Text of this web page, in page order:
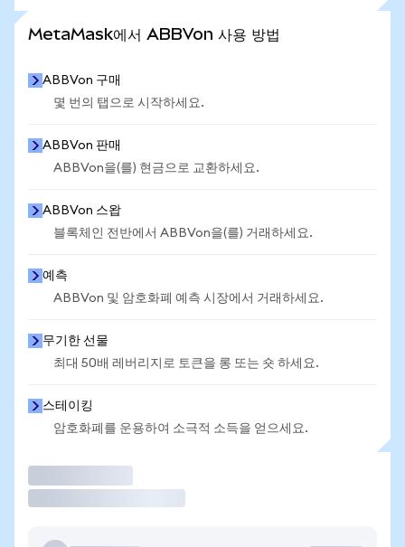
MetaMask에서 ABBVon 사용 방법
ABBVon 구매
몇 번의 탭으로 시작하세요.
ABBVon 판매
ABBVon을(를) 현금으로 교환하세요.
ABBVon 스왑
블록체인 전반에서 ABBVon을(를) 거래하세요.
예측
ABBVon 및 암호화폐 예측 시장에서 거래하세요.
무기한 선물
최대 50배 레버리지로 토큰을 롱 또는 숏 하세요.
스테이킹
암호화폐를 운용하여 소극적 소득을 얻으세요.